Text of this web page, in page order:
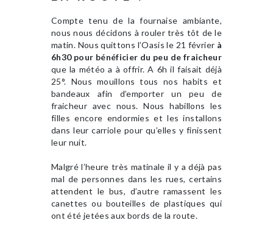
Compte tenu de la fournaise ambiante,
nous nous décidons à rouler très tôt de le
matin. Nous quittons l’Oasis le 21 février à
6h30 pour bénéficier du peu de fraicheur
que la météo a à offrir. A 6h il faisait déjà
25°. Nous mouillons tous nos habits et
bandeaux afin d’emporter un peu de
fraicheur avec nous. Nous habillons les
filles encore endormies et les installons
dans leur carriole pour qu’elles y finissent
leur nuit.
Malgré l’heure très matinale il y a déjà pas
mal de personnes dans les rues, certains
attendent le bus, d’autre ramassent les
canettes ou bouteilles de plastiques qui
ont été jetées aux bords de la route.